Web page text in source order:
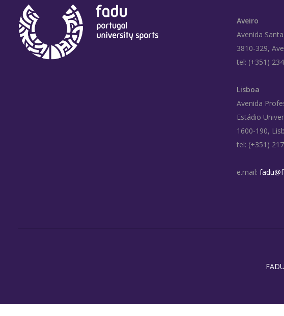
Aveiro
Avenida
3810-329,
tel: (+351)
Lisboa
Avenida
Estádio
1600-190,
tel: (+351)
e.mail: